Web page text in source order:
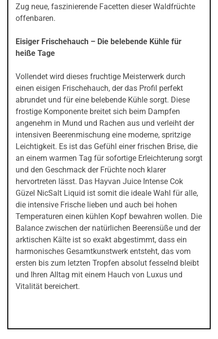
Zug neue, faszinierende Facetten dieser Waldfrüchte
offenbaren.
Eisiger Frischehauch – Die belebende Kühle für
heiße Tage
Vollendet wird dieses fruchtige Meisterwerk durch
einen eisigen Frischehauch, der das Profil perfekt
abrundet und für eine belebende Kühle sorgt. Diese
frostige Komponente breitet sich beim Dampfen
angenehm in Mund und Rachen aus und verleiht der
intensiven Beerenmischung eine moderne, spritzige
Leichtigkeit. Es ist das Gefühl einer frischen Brise, die
an einem warmen Tag für sofortige Erleichterung sorgt
und den Geschmack der Früchte noch klarer
hervortreten lässt. Das Hayvan Juice Intense Cok
Güzel NicSalt Liquid ist somit die ideale Wahl für alle,
die intensive Frische lieben und auch bei hohen
Temperaturen einen kühlen Kopf bewahren wollen. Die
Balance zwischen der natürlichen Beerensüße und der
arktischen Kälte ist so exakt abgestimmt, dass ein
harmonisches Gesamtkunstwerk entsteht, das vom
ersten bis zum letzten Tropfen absolut fesselnd bleibt
und Ihren Alltag mit einem Hauch von Luxus und
Vitalität bereichert.